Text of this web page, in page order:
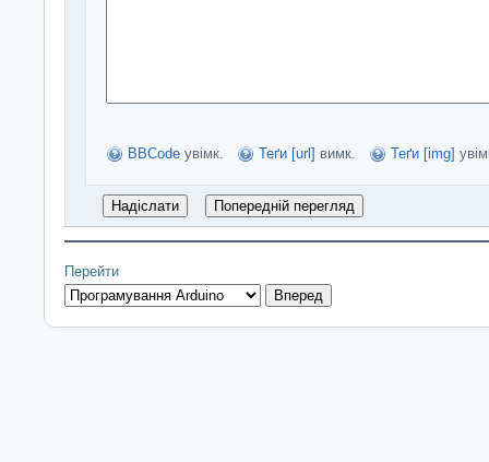
BBCode увімк. Теґи [url] вимк. Теґи [img]
Перейти